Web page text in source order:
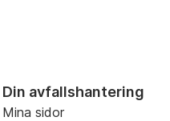
Din avfallshantering
Mina sidor